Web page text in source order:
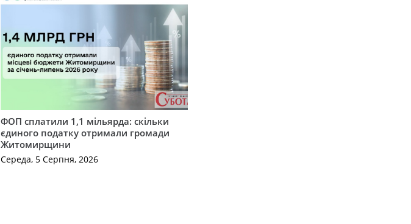
ФОП сплатили 1,1 мільярда: скільки
єдиного податку отримали громади
Житомирщини
Середа, 5 Серпня, 2026